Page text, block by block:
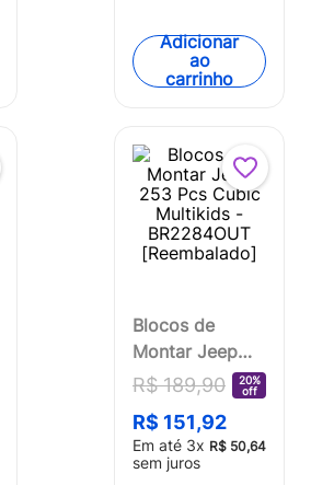
Adicionar
ao
carrinho
Blocos de
Montar Jeep
253 Pcs Cubic
BR2284OUT
[Reembalado]
R$ 189,90
20%
off
R$ 151,92
Em até 3x R$ 50,64
sem juros